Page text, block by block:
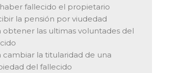
fallecido el propietario
la pensión por viudedad
obtener las ultimas voluntades del
cambiar la titularidad de una
del fallecido